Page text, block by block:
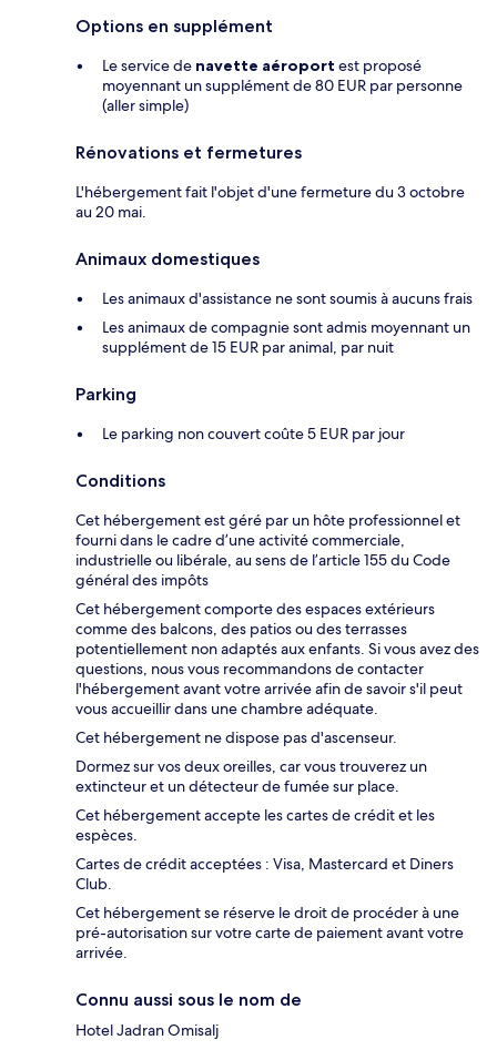
Options en supplément
Le service de navette aéroport est proposé
moyennant un supplément de 80 EUR par personne
(aller simple)
Rénovations et fermetures
L'hébergement fait l'objet d'une fermeture du 3 octobre
au 20 mai.
Animaux domestiques
Les animaux d'assistance ne sont soumis à aucuns frais
Les animaux de compagnie sont admis moyennant un
supplément de 15 EUR par animal, par nuit
Parking
Le parking non couvert coûte 5 EUR par jour
Conditions
Cet hébergement est géré par un hôte professionnel et
fourni dans le cadre d’une activité commerciale,
industrielle ou libérale, au sens de l’article 155 du Code
général des impôts
Cet hébergement comporte des espaces extérieurs
comme des balcons, des patios ou des terrasses
potentiellement non adaptés aux enfants. Si vous avez des
questions, nous vous recommandons de contacter
l'hébergement avant votre arrivée afin de savoir s'il peut
vous accueillir dans une chambre adéquate.
Cet hébergement ne dispose pas d'ascenseur.
Dormez sur vos deux oreilles, car vous trouverez un
extincteur et un détecteur de fumée sur place.
Cet hébergement accepte les cartes de crédit et les
espèces.
Cartes de crédit acceptées : Visa, Mastercard et Diners
Club.
Cet hébergement se réserve le droit de procéder à une
pré-autorisation sur votre carte de paiement avant votre
arrivée.
Connu aussi sous le nom de
Hotel Jadran Omisalj